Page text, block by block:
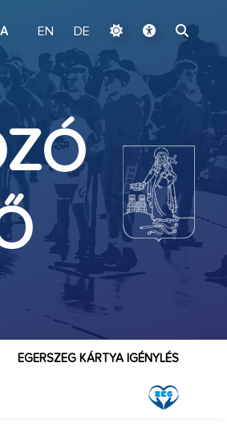
EN DE
EGERSZEG KÁRTYA IGÉNYLÉS